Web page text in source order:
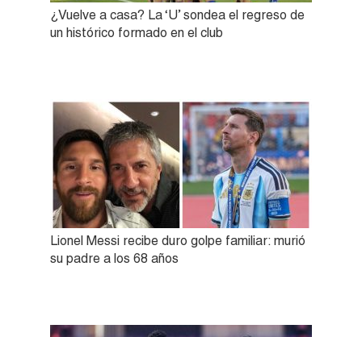
¿Vuelve a casa? La ‘U’ sondea el regreso de
un histórico formado en el club
Lionel Messi recibe duro golpe familiar: murió
su padre a los 68 años